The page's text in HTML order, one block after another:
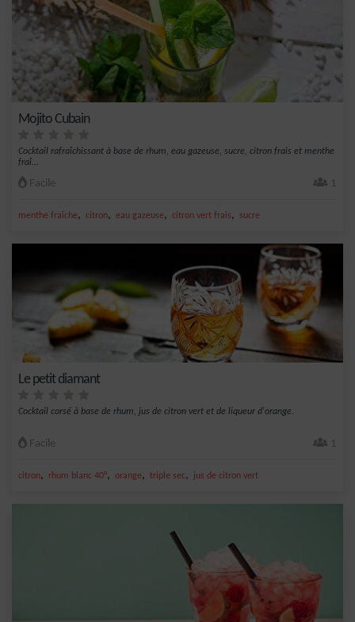
Mojito Cubain
Cocktail rafraîchissant à base de rhum, eau gazeuse, sucre, citron frais et menthe
fraî...
Facile 1
menthe fraîche, citron, eau gazeuse, citron vert frais, sucre
Le petit diamant
Cocktail corsé à base de rhum, jus de citron vert et de liqueur d'orange.
Facile 1
citron, rhum blanc 40°, orange, triple sec, jus de citron vert